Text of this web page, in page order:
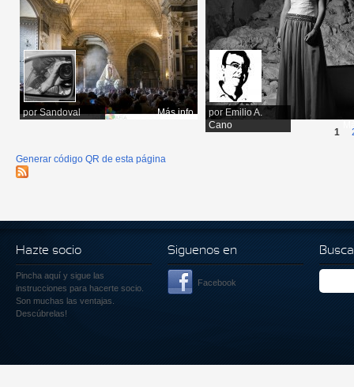
porSandoval Más info por Emilio A.
Cano
1
Generar código QR de esta página
Hazte socio
Pincha aquí y sigue las
instrucciones para hacerte socio.
Son muchas las ventajas.
Descúbrelas!
Siguenos en
Facebook